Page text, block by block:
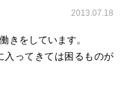
2013.07.18
きをしています。
入ってきては困るものが